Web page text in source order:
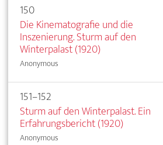
150
Die Kinematografie und die
Inszenierung. Sturm auf den
Winterpalast (1920)
Anonymous
151–152
Sturm auf den Winterpalast. Ein
Erfahrungsbericht (1920)
Anonymous